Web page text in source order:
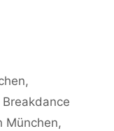
,
Breakdance
München,